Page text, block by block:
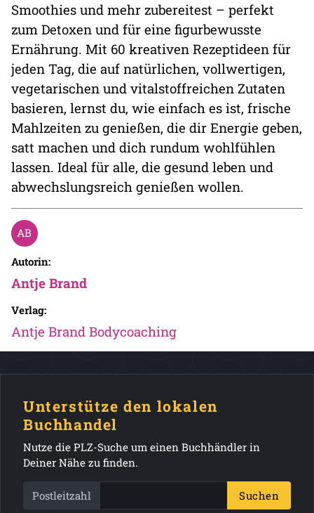
Smoothies und mehr zubereitest – perfekt
zum Detoxen und für eine figurbewusste
Ernährung. Mit 60 kreativen Rezeptideen für
jeden Tag, die auf natürlichen, vollwertigen,
vegetarischen und vitalstoffreichen Zutaten
basieren, lernst du, wie einfach es ist, frische
Mahlzeiten zu genießen, die dir Energie geben,
satt machen und dich rundum wohlfühlen
lassen. Ideal für alle, die gesund leben und
abwechslungsreich genießen wollen.
Autorin:
Antje Brand
Verlag:
Antje Brand Bodycoaching
Unterstütze den lokalen
Buchhandel
Nutze die PLZ-Suche um einen Buchhändler in
Deiner Nähe zu finden.
Postleitzahl Suchen